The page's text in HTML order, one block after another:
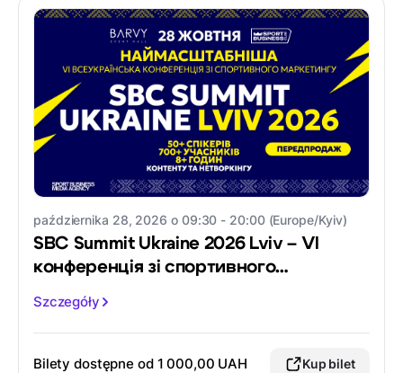
października 28, 2026 o 09:30 - 20:00 (Europe/Kyiv)
SBC Summit Ukraine 2026 Lviv – VI
конференція зі спортивного
Szczegóły
Bilety dostępne od 1 000,00 UAH Kup bilet